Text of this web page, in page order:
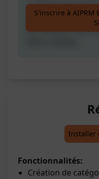
à retenir,
générateur de
les meilleurs
S'inscrire à
Installer
Fonctionnalités:
Création de